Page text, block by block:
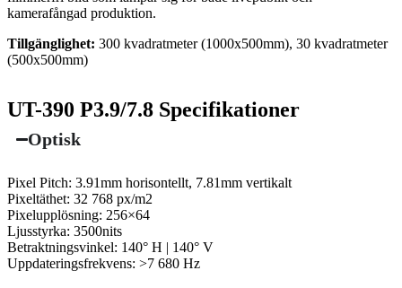
kamerafångad produktion.
Tillgänglighet: 300 kvadratmeter (1000x500mm), 30 kvadratmeter
(500x500mm)
UT-390 P3.9/7.8 Specifikationer
Optisk
Pixel Pitch: 3.91mm horisontellt, 7.81mm vertikalt
Pixeltäthet: 32 768 px/m2
Pixelupplösning: 256×64
Ljusstyrka: 3500nits
Betraktningsvinkel: 140° H | 140° V
Uppdateringsfrekvens: >7 680 Hz